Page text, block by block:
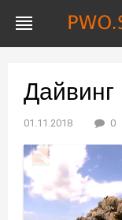
01.11.2018 0